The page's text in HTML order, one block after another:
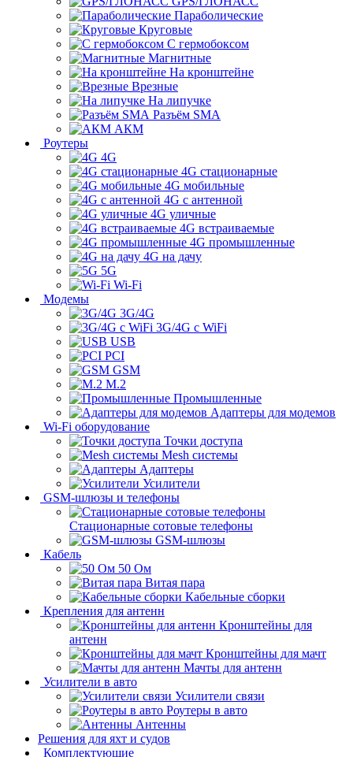
Параболические
Круговые
С гермобоксом
Магнитные
На кронштейне
Врезные
На липучке
Разъём SMA
АКМ
Роутеры
4G
4G стационарные
4G мобильные
4G с антенной
4G уличные
4G встраиваемые
4G промышленные
4G на дачу
5G
Wi-Fi
Модемы
3G/4G
3G/4G с WiFi
USB
PCI
GSM
M.2
Промышленные
Адаптеры для модемов
Wi-Fi оборудование
Точки доступа
Mesh системы
Адаптеры
Усилители
GSM-шлюзы и телефоны
Стационарные сотовые телефоны
GSM-шлюзы
Кабель
50 Ом
Витая пара
Кабельные сборки
Крепления для антенн
Кронштейны для
антенн
Кронштейны для мачт
Мачты для антенн
Усилители в авто
Усилители связи
Роутеры в авто
Антенны
Решения для яхт и судов
Комплектующие